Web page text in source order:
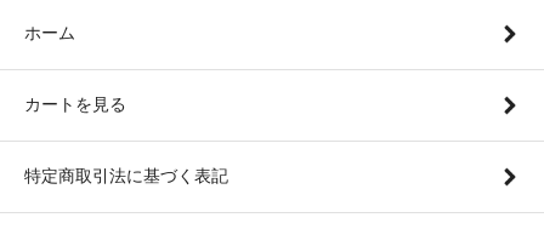
ホーム
カートを見る
特定商取引法に基づく表記